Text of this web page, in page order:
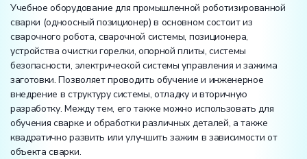
Учебное оборудование для промышленной роботизированной
сварки (одноосный позиционер) в основном состоит из
сварочного робота, сварочной системы, позиционера,
устройства очистки горелки, опорной плиты, системы
безопасности, электрической системы управления и зажима
заготовки. Позволяет проводить обучение и инженерное
внедрение в структуру системы, отладку и вторичную
разработку. Между тем, его также можно использовать для
обучения сварке и обработки различных деталей, а также
квадратично развить или улучшить зажим в зависимости от
объекта сварки.